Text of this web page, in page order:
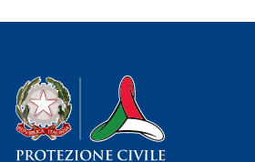
Dipartimento della Protezione